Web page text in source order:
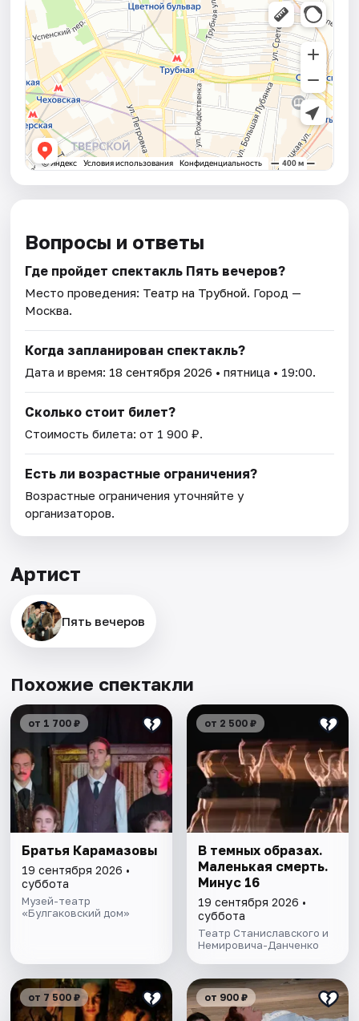
Вопросы и ответы
Где пройдет спектакль Пять вечеров?
Место проведения: Театр на Трубной. Город —
Москва.
Когда запланирован спектакль?
Дата и время: 18 сентября 2026 • пятница • 19:00.
Сколько стоит билет?
Стоимость билета: от 1 900 ₽.
Есть ли возрастные ограничения?
Возрастные ограничения уточняйте у
организаторов.
Артист
Пять вечеров
Похожие спектакли
от 1 700 ₽
Братья Карамазовы
19 сентября 2026 •
суббота
Музей-театр
«Булгаковский дом»
от 2 500 ₽
В темных образах.
Маленькая смерть.
Минус 16
19 сентября 2026 •
суббота
Театр Станиславского и
Немировича-Данченко
от 7 500 ₽ от 900 ₽